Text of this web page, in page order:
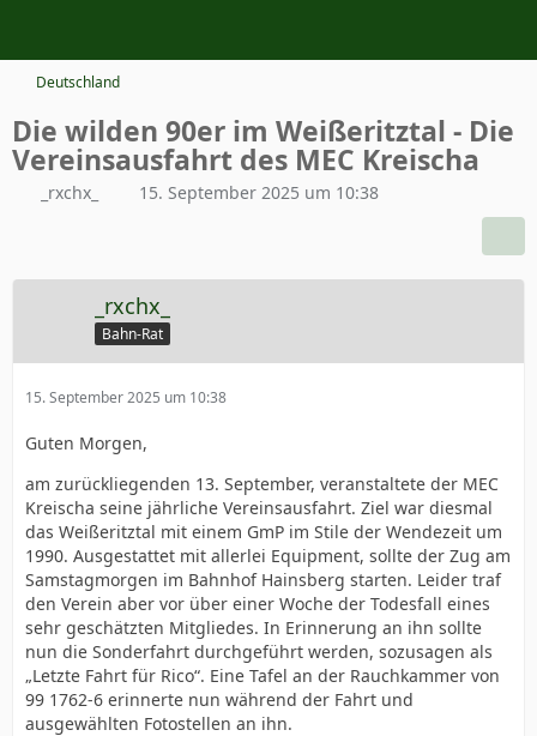
Deutschland
Die wilden 90er im Weißeritztal - Die
Vereinsausfahrt des MEC Kreischa
_rxchx_ 15. September 2025 um 10:38
_rxchx_
Bahn-Rat
15. September 2025 um 10:38
Guten Morgen,
am zurückliegenden 13. September, veranstaltete der MEC
Kreischa seine jährliche Vereinsausfahrt. Ziel war diesmal
das Weißeritztal mit einem GmP im Stile der Wendezeit um
1990. Ausgestattet mit allerlei Equipment, sollte der Zug am
Samstagmorgen im Bahnhof Hainsberg starten. Leider traf
den Verein aber vor über einer Woche der Todesfall eines
sehr geschätzten Mitgliedes. In Erinnerung an ihn sollte
nun die Sonderfahrt durchgeführt werden, sozusagen als
„Letzte Fahrt für Rico“. Eine Tafel an der Rauchkammer von
99 1762-6 erinnerte nun während der Fahrt und
ausgewählten Fotostellen an ihn.